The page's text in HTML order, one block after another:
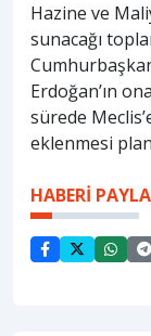
Hazine ve
sunacağı
Erdoğan’ın
sürede
eklenmesi
HABERİ